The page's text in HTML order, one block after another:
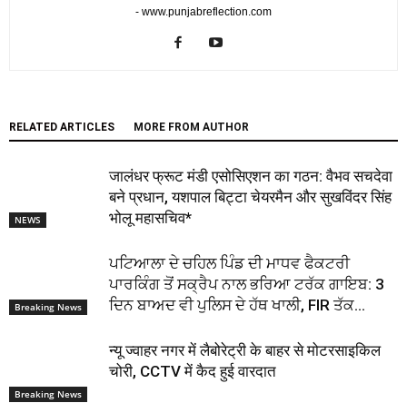
- www.punjabreflection.com
RELATED ARTICLES MORE FROM AUTHOR
NEWS
जालंधर फ्रूट मंडी एसोसिएशन का गठन: वैभव सचदेवा
बने प्रधान, यशपाल बिट्टा चेयरमैन और सुखविंदर सिंह
भोलू महासचिव*
Breaking News
ਪਟਿਆਲਾ ਦੇ ਚਹਿਲ ਪਿੰਡ ਦੀ ਮਾਧਵ ਫੈਕਟਰੀ
ਪਾਰਕਿੰਗ ਤੋਂ ਸਕ੍ਰੈਪ ਨਾਲ ਭਰਿਆ ਟਰੱਕ ਗਾਇਬ: 3
ਦਿਨ ਬਾਅਦ ਵੀ ਪੁਲਿਸ ਦੇ ਹੱਥ ਖਾਲੀ, FIR ਤੱਕ...
Breaking News
न्यू ज्वाहर नगर में लैबोरेट्री के बाहर से मोटरसाइकिल
चोरी, CCTV में कैद हुई वारदात